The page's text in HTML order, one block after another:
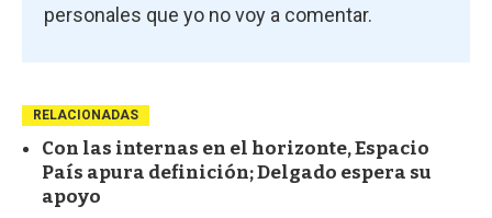
personales que yo no voy a comentar.
RELACIONADAS
Con las internas en el horizonte, Espacio
País apura definición; Delgado espera su
apoyo